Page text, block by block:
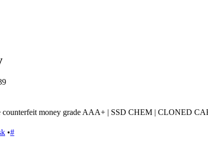
counterfeit money grade AAA+ | SSD CHEM | CLONED
•#